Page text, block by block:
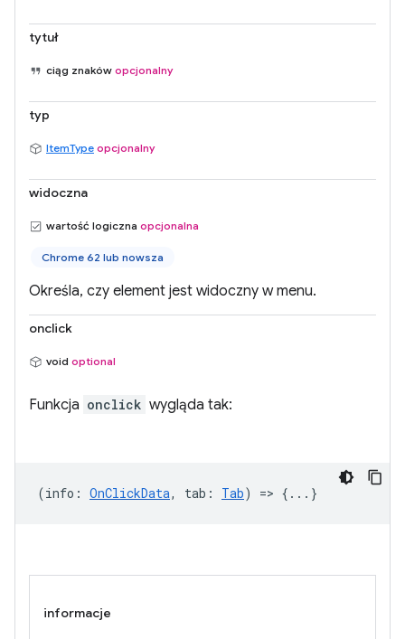
tytuł
ciąg znaków opcjonalny
typ
ItemType opcjonalny
widoczna
wartość logiczna opcjonalna
Chrome 62 lub nowsza
Określa, czy element jest widoczny w menu.
onclick
void optional
Funkcja onclick wygląda tak:
(info : OnClickData, tab : Tab) => {...}
informacje